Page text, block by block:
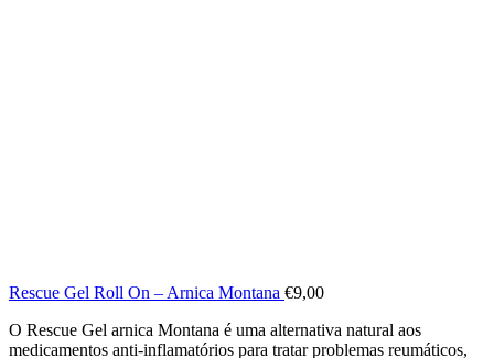
Rescue Gel Roll On – Arnica Montana €9,00
O Rescue Gel arnica Montana é uma alternativa natural aos
medicamentos anti-inflamatórios para tratar problemas reumáticos,